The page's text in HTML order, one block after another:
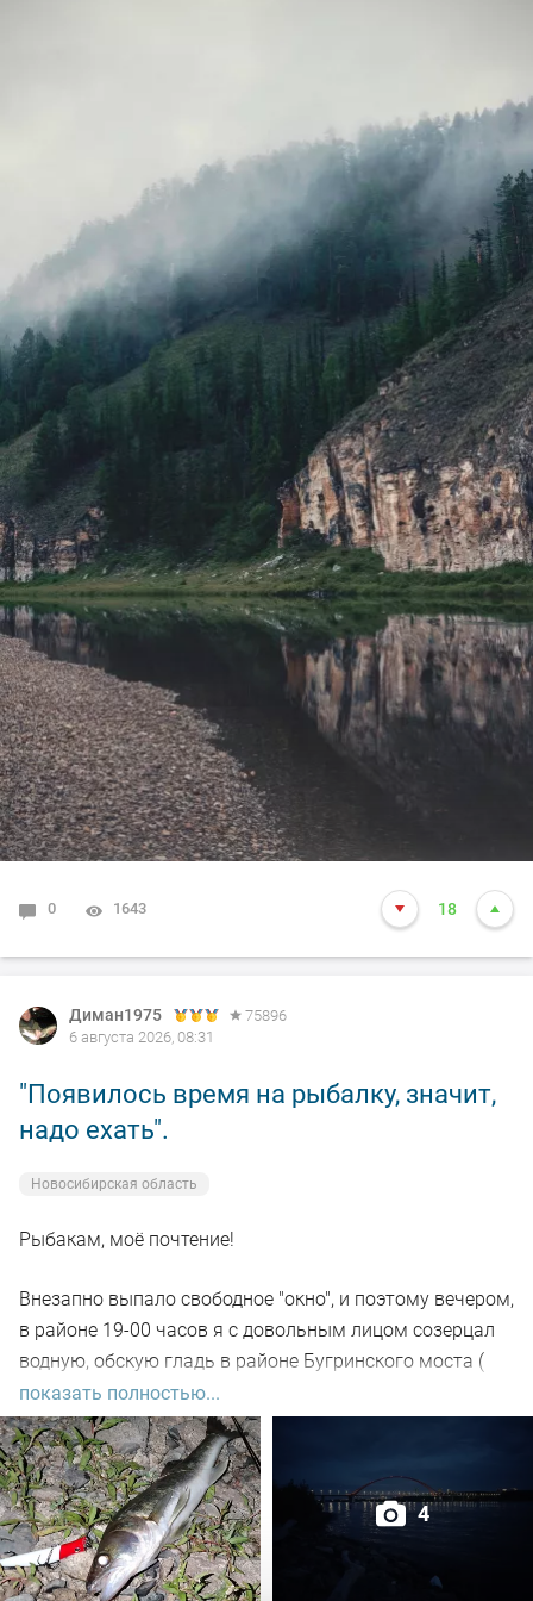
0 1643 18
Диман1975
75896
6 августа 2026, 08:31
"Появилось время на рыбалку, значит,
надо ехать".
Новосибирская область
Рыбакам, моё почтение!
Внезапно выпало свободное "окно", и поэтому вечером,
в районе 19-00 часов я с довольным лицом созерцал
водную, обскую гладь в районе Бугринского моста (
правый берег).
Отдыхающего люда просто тьма, и на берегу ,и на
воде. Сапы, катера, гидроциклы всяких мастей
поднимали нехилую волну до самой темноты.
По сути: рыбалил только на спиннинг, помощниками
показать полностью...
4